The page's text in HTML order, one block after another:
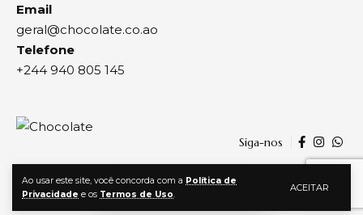
Ao usar este site, você concorda com a Política de
Privacidade e os Termos de Uso.
ACEITAR
Email
geral@chocolate.co.ao
Telefone
+244 940 805 145
Siga-nos
© 2024, Chocolate | Todos os direitos reservados | By